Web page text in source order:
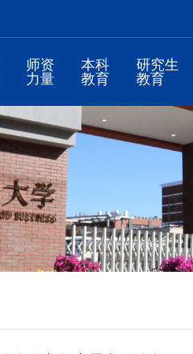
师资
力量
本科
教育
研究生
教育